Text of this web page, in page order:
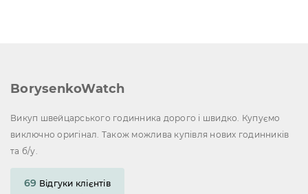
BorysenkoWatch
Викуп швейцарського годинника дорого і швидко. Купуємо
виключно оригінал. Також можлива купівля нових годинників
та б/у.
69 Відгуки клієнтів